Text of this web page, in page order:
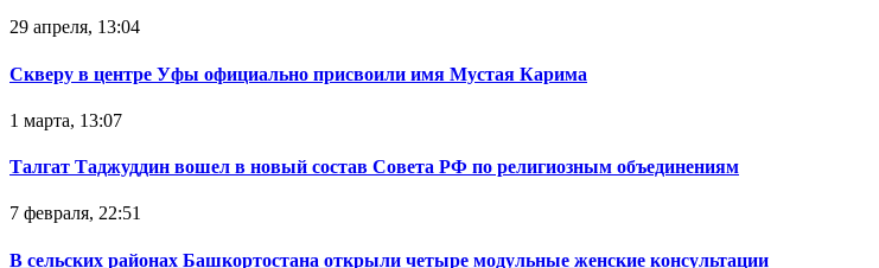
29 апреля, 13:04
Скверу в центре Уфы официально присвоили имя Мустая Карима
1 марта, 13:07
Талгат Таджуддин вошел в новый состав Совета РФ по религиозным объединениям
7 февраля, 22:51
В сельских районах Башкортостана открыли четыре модульные женские консультации